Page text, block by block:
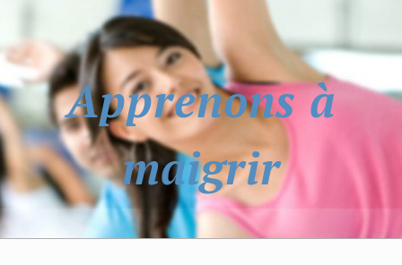
Apprenons à
maigrir